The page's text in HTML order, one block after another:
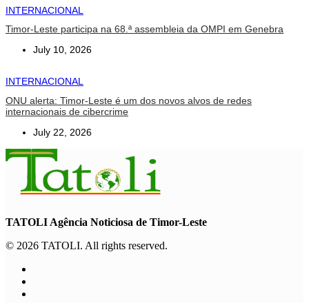
INTERNACIONAL
Timor-Leste participa na 68.ª assembleia da OMPI em Genebra
July 10, 2026
INTERNACIONAL
ONU alerta: Timor-Leste é um dos novos alvos de redes
internacionais de cibercrime
July 22, 2026
TATOLI Agência Noticiosa de Timor-Leste
© 2026 TATOLI. All rights reserved.